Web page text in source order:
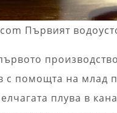
Първият
с помощта на млад
плува в